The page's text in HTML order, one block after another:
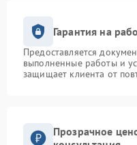
Гарантия на
Предоставляется
выполненные работы и
защищает клиента от
Прозрачное